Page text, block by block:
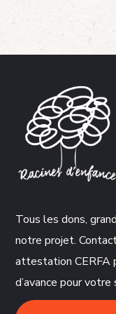
Tous les dons,
notre projet.
attestation CERFA
d’avance pour votre